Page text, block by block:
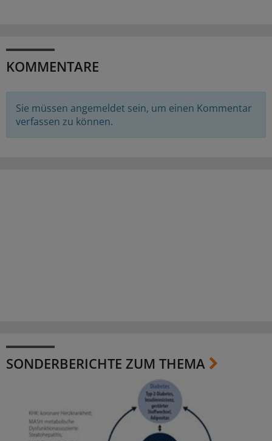
KOMMENTARE
Sie müssen angemeldet sein, um einen Kommentar
verfassen zu können.
SONDERBERICHTE ZUM THEMA